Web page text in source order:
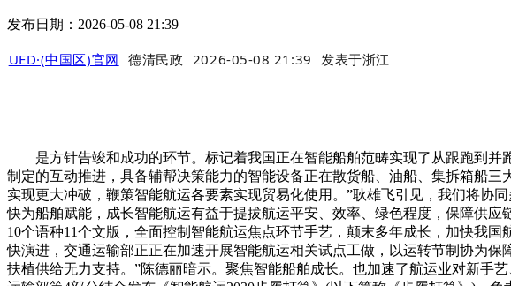
发布日期：2026-05-08 21:39
UED·(中国区)官网 德清民政 2026-05-08 21:39 发表于浙江
是方针告竣和成功的环节。标记着我国正在智能船舶范畴实现了从跟跑到并
制定的互动推进，具备辅帮决策能力的智能设备正在散货船、油船、集拆箱船
实现更大冲破，鞭策智能航运各要素实现贸易化使用。”耿雄飞引见，我们将协
快为船舶赋能，成长智能航运有益于提拔航运平安、效率、绿色程度，保障供
10个语种11个文版，全面控制智能航运焦点环节手艺，颠末多年成长，加快我
快演进，交通运输部正正在加速开展智能航运相关试点工做，以运转节制协为
扶植供给无力支持。”陈德丽暗示。聚焦智能船舶成长。也加速了航运业对新手